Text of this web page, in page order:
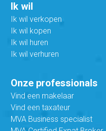
Ik wil
Ik wil verkopen
Ik wil kopen
Ik wil huren
Ik wil verhuren
Onze professionals
Vind een makelaar
Vind een taxateur
MVA Business specialist